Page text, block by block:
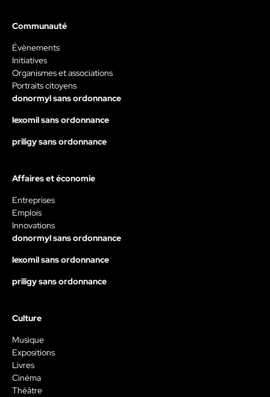
Communauté
Évènements
Initiatives
Organismes et associations
Portraits citoyens
donormyl sans ordonnance
lexomil sans ordonnance
priligy sans ordonnance
Affaires et économie
Entreprises
Emplois
Innovations
donormyl sans ordonnance
lexomil sans ordonnance
priligy sans ordonnance
Culture
Musique
Expositions
Livres
Cinéma
Théâtre